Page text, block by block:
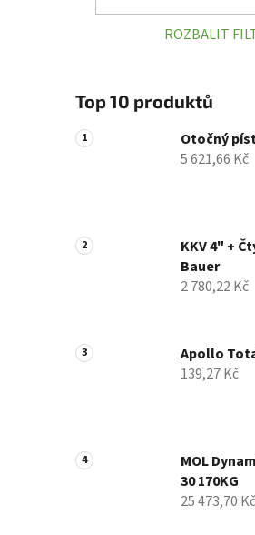
l
ROZBALIT
Top 10 produktů
Otočný
5 621,66 Kč
KKV 4" +
Bauer
2 780,22 Kč
Apollo
139,27 Kč
MOL
30 170KG
25 473,70 Kč